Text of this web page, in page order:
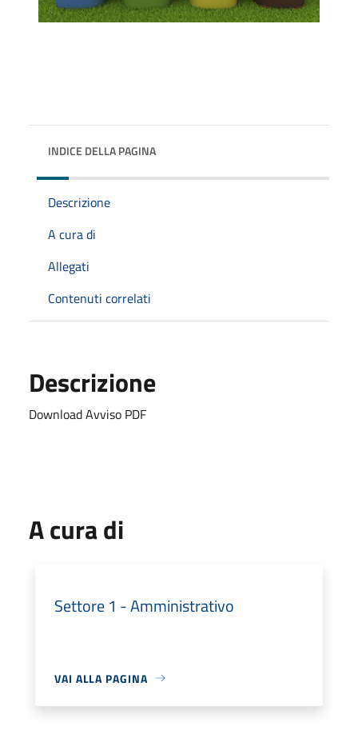
INDICE DELLA PAGINA
Descrizione
A cura di
Allegati
Contenuti correlati
Descrizione
Download Avviso PDF
A cura di
Settore 1 - Amministrativo
VAI ALLA PAGINA